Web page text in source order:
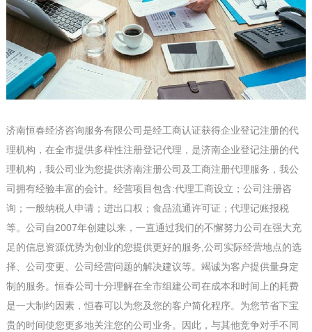
济南恒春经济咨询服务有限公司是经工商认证获得企业登记注册的代
理机构，在全市提供多样性注册登记代理，是济南企业登记注册的代
理机构，我公司业为您提供济南注册公司及工商注册代理服务，我公
司拥有经验丰富的会计。经营项目包含:代理工商设立；公司注册咨
询；一般纳税人申请；进出口权；食品流通许可证；代理记账报税
等。公司自2007年创建以来，一直通过我们的不懈努力公司在强大充
足的信息资源优势为创业的您提供更好的服务,公司实际经营地点的选
择、公司变更、公司经营问题的解决建议等。竭诚为客户提供量身定
制的服务。恒春公司十分理解在全市组建公司在成本和时间上的耗费
是一大制约因素，恒春可以为您及您的客户简化程序。为您节省下宝
贵的时间使您更多地关注您的公司业务。因此，与其他竞争对手不同